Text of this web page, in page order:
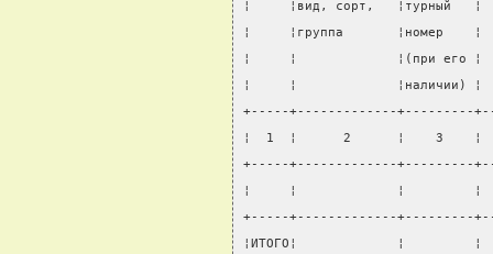
¦     ¦вид, сорт,   ¦турный
¦     ¦группа       ¦номер    ¦
¦     ¦             ¦(при его ¦
¦     ¦
+-----+-------------+---------
¦  1  ¦      2      ¦    3    ¦
+-----+-------------+---------
¦     ¦             ¦         ¦
+-----+-------------+---------
¦ИТОГО¦             ¦